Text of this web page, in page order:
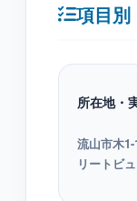
項目別
所在地・
流山市木
リートビ